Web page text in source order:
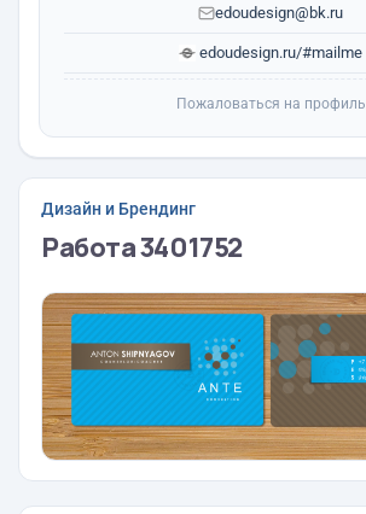
edoudesign@bk.ru
edoudesign.ru/#mailme
Пожаловаться на профиль
Дизайн и Брендинг
Работа 3401752